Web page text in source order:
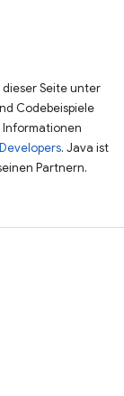
Seite unter
Codebeispiele
. Java ist
Partnern.